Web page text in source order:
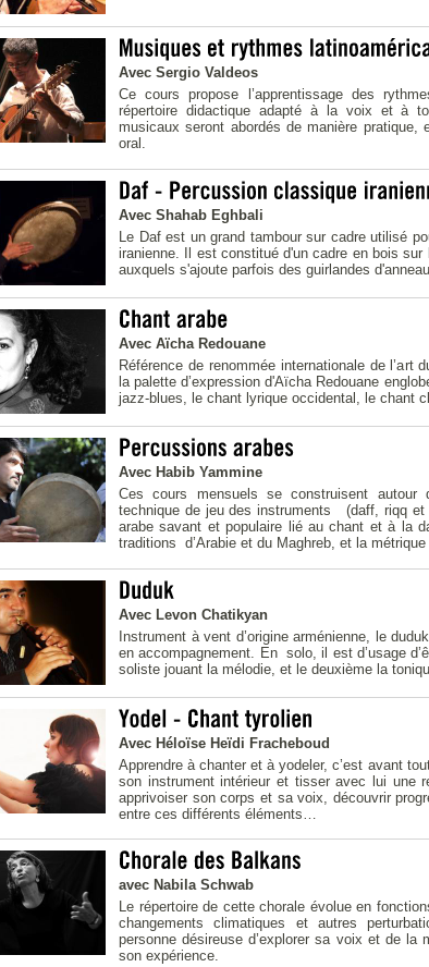
Avec Sergio Valdeos
Ce cours propose l’apprentissage des
répertoire didactique adapté à la voix et à
musicaux seront abordés de manière pratique,
oral.
Avec Shahab Eghbali
Le Daf est un grand tambour sur cadre utilisé
iranienne. Il est constitué d'un cadre en bois sur
auxquels s'ajoute parfois des guirlandes
Avec Aïcha Redouane
Référence de renommée internationale de l’art
la palette d’expression d'Aïcha Redouane
jazz-blues, le chant lyrique occidental, le chant
Avec Habib Yammine
Ces cours mensuels se construisent
technique de jeu des instruments (daff, riqq et
arabe savant et populaire lié au chant et à la
traditions d’Arabie et du Maghreb, et la métrique
Avec Levon Chatikyan
Instrument à vent d’origine arménienne, le
en accompagnement. En solo, il est d’usage
soliste jouant la mélodie, et le deuxième la
Avec Héloïse Heïdi Fracheboud
Apprendre à chanter et à yodeler, c’est avant
son instrument intérieur et tisser avec lui une
apprivoiser son corps et sa voix, découvrir
entre ces différents éléments…
avec Nabila Schwab
Le répertoire de cette chorale évolue en
changements climatiques et autres
personne désireuse d’explorer sa voix et de la
son expérience.